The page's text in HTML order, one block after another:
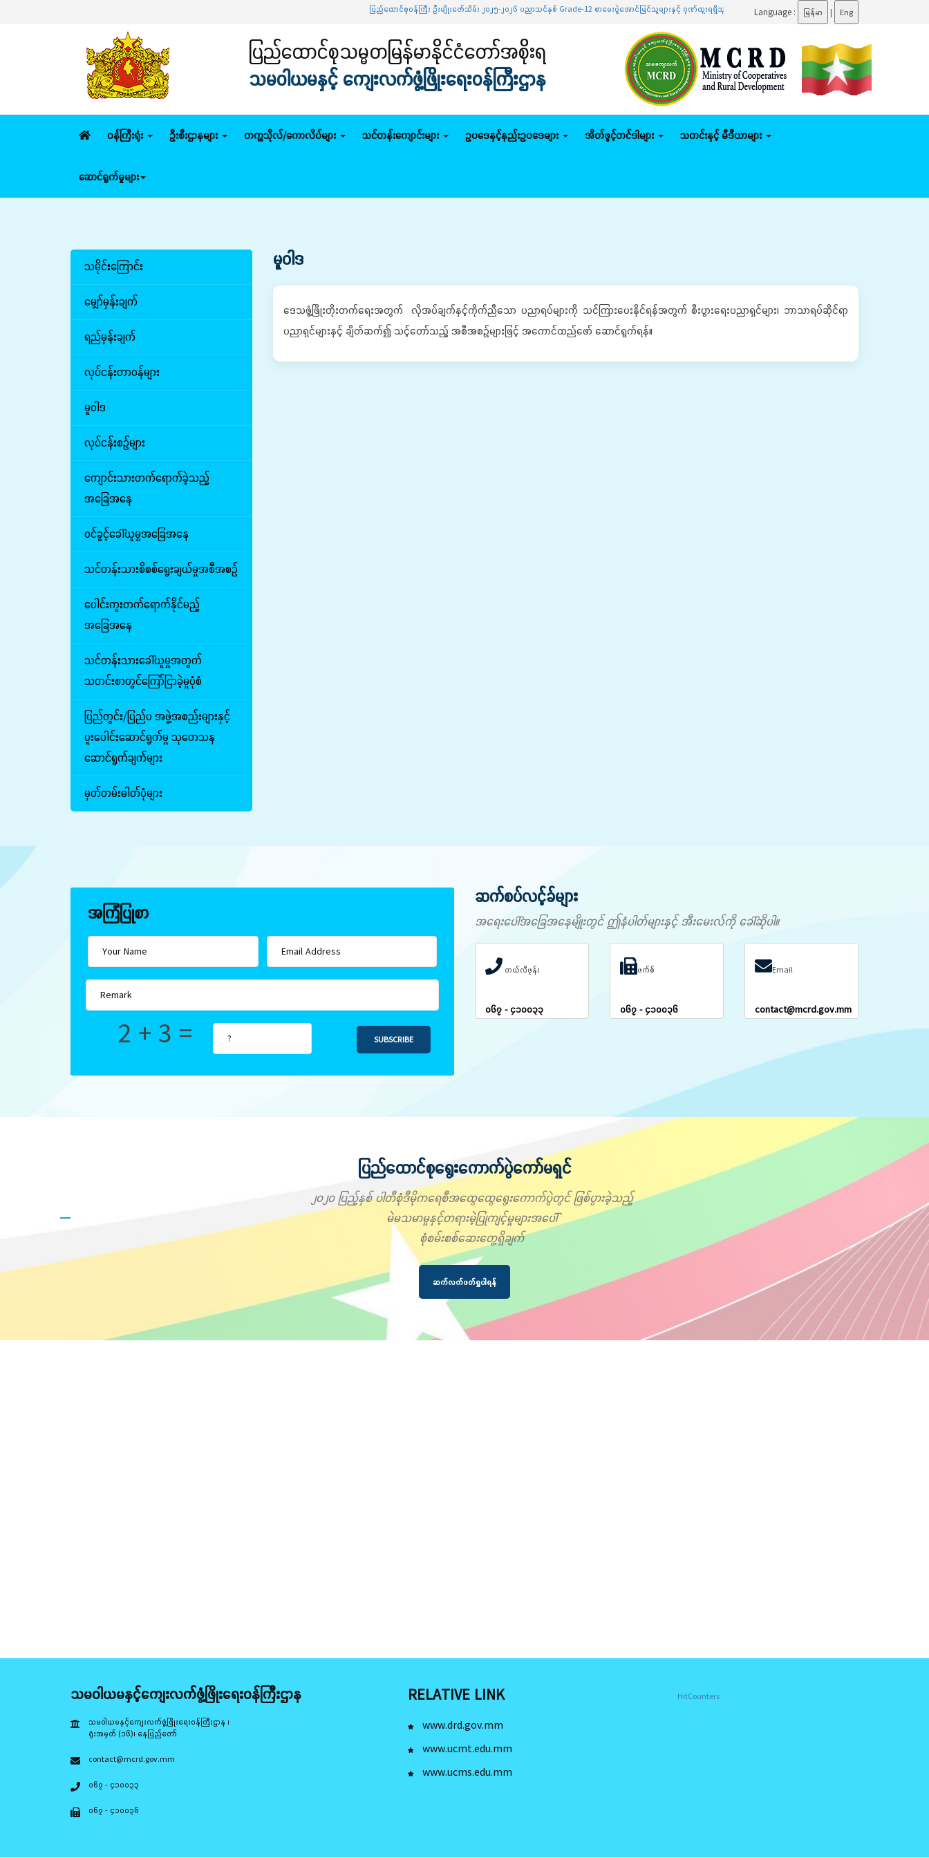
ပြည်ထောင်စုဝန်ကြီး ဦးမျိုးဇော်သိမ်း ၂၀၂၅-၂၀၂၆ ပညာသင်နှစ် Grade-12 စာမေးပွဲအောင်မြင်သူများနှင့် ဂုဏ်ထူးရရှိသူများကို ဆုများချီးမြှင့်ပေးအပ်.......ပြည်ထောင်စုဝန်ကြီး ဦးမျိုးဇော်သိ
Language : မြန်မာ | Eng
ပြည်ထောင်စုသမ္မတမြန်မာနိုင်ငံတော်အစိုးရ
သမဝါယမနှင့် ကျေးလက်ဖွံ့ဖြိုးရေးဝန်ကြီးဌာန
ဝန်ကြီးရုံး ဦးစီးဌာနများ တက္ကသိုလ်/ကောလိပ်များ သင်တန်းကျောင်းများ ဥပဒေနှင့်နည်းဥပဒေများ အိတ်ဖွင့်တင်ဒါများ သတင်းနှင့် မီဒီယာများ
ဆောင်ရွက်မှုများ
သမိုင်းကြောင်း
မျှော်မှန်းချက်
ရည်မှန်းချက်
လုပ်ငန်းတာဝန်များ
မူဝါဒ
လုပ်ငန်းစဉ်များ
ကျောင်းသားတက်ရောက်ခဲ့သည့်
အခြေအနေ
ဝင်ခွင့်ခေါ်ယူမှုအခြေအနေ
သင်တန်းသားစိစစ်ရွေးချယ်မှုအစီအစဉ်
ပေါင်းကူးတက်ရောက်နိုင်မည့်
အခြေအနေ
သင်တန်းသားခေါ်ယူမှုအတွက်
သတင်းစာတွင်ကြော်ငြာခဲ့မှုပုံစံ
ပြည်တွင်း/ပြည်ပ အဖွဲ့အစည်းများနှင့်
ပူးပေါင်းဆောင်ရွက်မှု သုတေသန
ဆောင်ရွက်ချက်များ
မှတ်တမ်းဓါတ်ပုံများ
မူဝါဒ
ဒေသဖွံ့ဖြိုးတိုးတက်ရေးအတွက် လိုအပ်ချက်နှင့်ကိုက်ညီသော ပညာရပ်များကို သင်ကြားပေးနိုင်ရန်အတွက် စီးပွားရေးပညာရှင်များ၊ ဘာသာရပ်ဆိုင်ရာ
ပညာရှင်များနှင့် ချိတ်ဆက်၍ သင့်တော်သည့် အစီအစဉ်များဖြင့် အကောင်ထည်ဖော် ဆောင်ရွက်ရန်။
အကြံပြုစာ
2 + 3 = SUBSCRIBE
ဆက်စပ်လင့်ခ်များ
အရေးပေါ်အခြေအနေမျိုးတွင် ဤနံပါတ်များနှင့် အီးမေးလ်ကို ခေါ်ဆိုပါ။
တယ်လီဖုန်း
၀၆၇ - ၄၁၀၀၃၃
ဖက်စ်
၀၆၇ - ၄၁၀၀၃၆
Email
contact@mcrd.gov.mm
ပြည်ထောင်စုရွေးကောက်ပွဲကော်မရှင်
၂၀၂၀ ပြည့်နှစ် ပါတီစုံဒီမိုကရေစီအထွေထွေရွေးကောက်ပွဲတွင် ဖြစ်ပွားခဲ့သည့်
မဲမသမာမှုနှင့်တရားမဲ့ပြုကျင့်မှုများအပေါ်
စုံစမ်းစစ်ဆေးတွေ့ရှိချက်
ဆက်လက်ဖတ်ရှုပါရန်
သမဝါယမနှင့်ကျေးလက်ဖွံ့ဖြိုးရေးဝန်ကြီးဌာန
သမဝါယမနှင့်ကျေးလက်ဖွံ့ဖြိုးရေးဝန်ကြီးဌာန ၊
ရုံးအမှတ် (၁၆)၊ နေပြည်တော်
contact@mcrd.gov.mm
၀၆၇ - ၄၁၀၀၃၃
၀၆၇ - ၄၁၀၀၃၆
RELATIVE LINK
www.drd.gov.mm
www.ucmt.edu.mm
www.ucms.edu.mm
HitCounters